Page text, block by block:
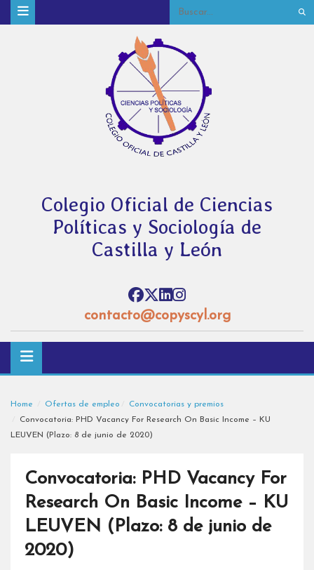
Colegio Oficial de Ciencias
Políticas y Sociología de
Castilla y León
contacto@copyscyl.org
Home Ofertas de empleo
Convocatorias y premios
Convocatoria: PHD Vacancy For Research On Basic Income – KU
LEUVEN (Plazo: 8 de junio de 2020)
Convocatoria: PHD Vacancy For
Research On Basic Income – KU
LEUVEN (Plazo: 8 de junio de
2020)